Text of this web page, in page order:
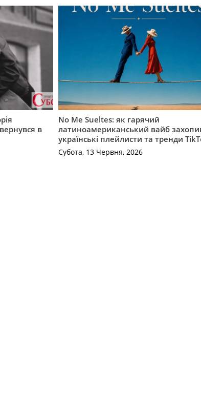
в
No Me Sueltes: як гарячий
латиноамериканський вайб
українські плейлисти та тренди
Субота, 13 Червня, 2026